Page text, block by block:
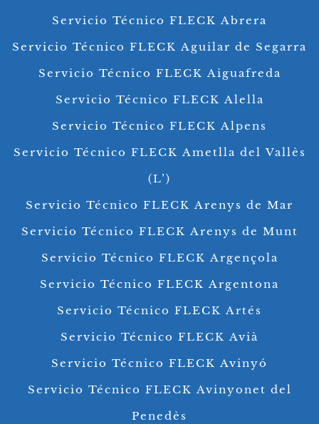
Servicio Técnico FLECK Abrera
Servicio Técnico FLECK Aguilar de Segarra
Servicio Técnico FLECK Aiguafreda
Servicio Técnico FLECK Alella
Servicio Técnico FLECK Alpens
Servicio Técnico FLECK Ametlla del Vallès
(L’)
Servicio Técnico FLECK Arenys de Mar
Servicio Técnico FLECK Arenys de Munt
Servicio Técnico FLECK Argençola
Servicio Técnico FLECK Argentona
Servicio Técnico FLECK Artés
Servicio Técnico FLECK Avià
Servicio Técnico FLECK Avinyó
Servicio Técnico FLECK Avinyonet del
Penedès